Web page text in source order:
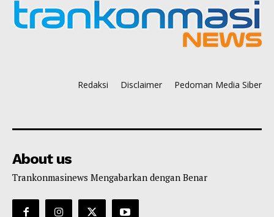
Redaksi Disclaimer Pedoman Media Siber
About us
Trankonmasinews Mengabarkan dengan Benar